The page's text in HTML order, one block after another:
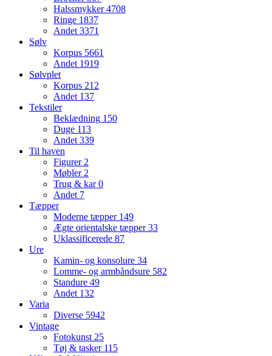
Halssmykker4708
Ringe 1837
Andet3371
Sølv
Korpus 5661
Andet 1919
Sølvplet
Korpus 212
Andet 137
Tekstiler
Beklædning 150
Duge 113
Andet339
Til haven
Figurer2
Møbler2
Trug & kar0
Andet 7
Tæpper
Moderne tæpper 149
Ægte orientalske tæpper33
Uklassificerede 87
Ure
Kamin- og konsolure 34
Lomme- og armbåndsure 582
Standure 49
Andet 132
Varia
Diverse 5942
Vintage
Fotokunst25
Tøj & tasker 115